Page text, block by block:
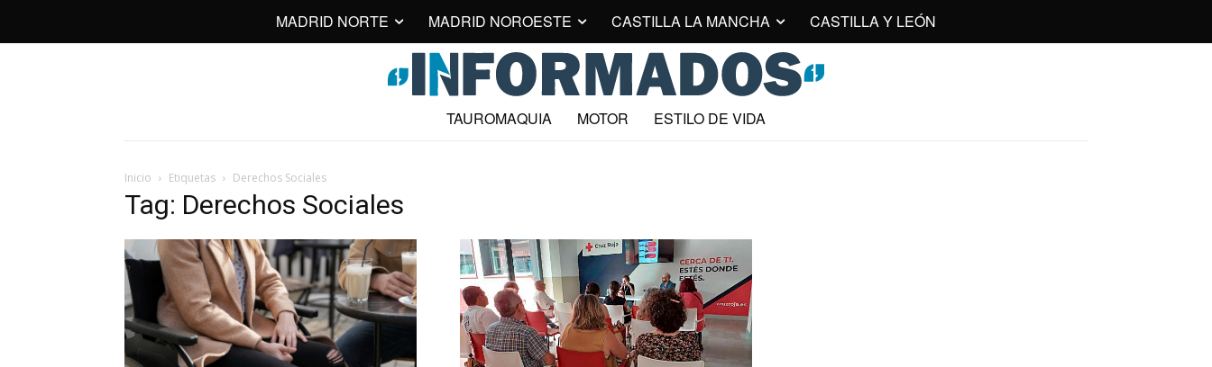
MADRID NORTE MADRID NOROESTE CASTILLA LA MANCHA CASTILLA Y LEÓN
TAUROMAQUIA MOTOR ESTILO DE VIDA
Inicio Etiquetas Derechos Sociales
Tag: Derechos Sociales